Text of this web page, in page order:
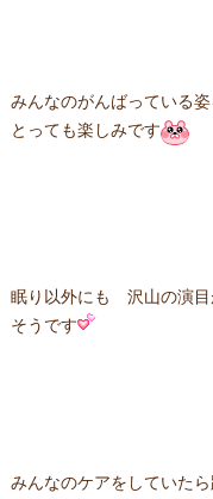
みんなのがんばっている
とっても楽しみです
眠り以外にも 沢山の演
そうです
みんなのケアをしていた